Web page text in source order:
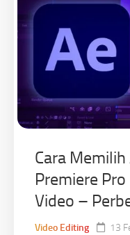
Cara
Premiere
Video –
Video Editing 13